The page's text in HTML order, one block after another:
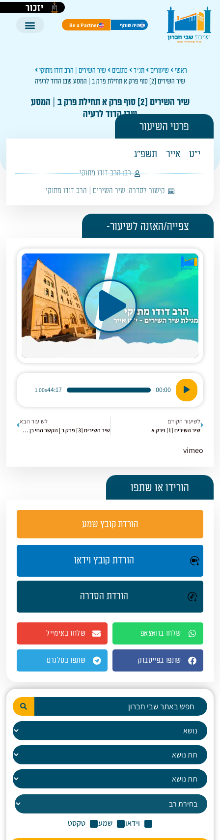
יזכור
היה שותף Be a Partner
ראשי שיעורים תנ"ך כתובים
שיר השירים | הרב דודו מתוקי
שיר השירים [2] סוף פרק א תחילת פרק ב | המסע שבן הדוד לרעיה
שיר השירים [2] סוף פרק א תחילת פרק ב | המסע
שבן הדוד לרעיה
פרטי השיעור
י"ט אייר תשפ"ג
רב: הרב דודו מתוקי
קישור לסדרה: שיר השירים | הרב דודו מתוקי
צפייה/האזנה לשיעור-
נגן
אודיו
00:00
44:17
1.00x
לשיעור הקודם
שיר השירים [1] פרק א
לשיעור הבא
שיר השירים [3] פרק ב | הקשר החי בן הדוד לרעיה
vimeo
הורידו או שתפו
הורדת קובץ שמע
הורדת קובץ וידאו
הורדת הסדרה
שלחו בוואצאפ שלחו באימייל
שתפו בפייסבוק שתפו בטלגרם
וידאו שמע טקסט